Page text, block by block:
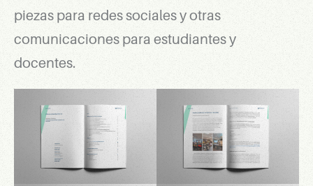
piezas para redes sociales y otras
comunicaciones para estudiantes y
docentes.